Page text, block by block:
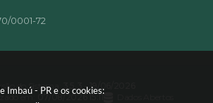
Imbaú - PR e os cookies:
0001-72
do Sistema:
3.5.3 - 19/06/2026
em:
07/08/2026 15:11